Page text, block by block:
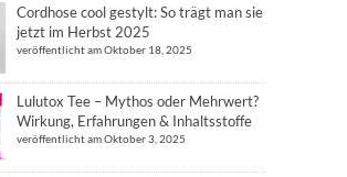
Cordhose cool gestylt: So trägt man sie
jetzt im Herbst 2025
veröffentlicht am Oktober 18, 2025
Lulutox Tee – Mythos oder Mehrwert?
Wirkung, Erfahrungen & Inhaltsstoffe
veröffentlicht am Oktober 3, 2025